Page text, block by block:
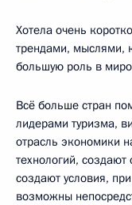
Хотела очень
трендами, мыслями,
большую роль в
Всё больше стран
лидерами туризма,
отрасль экономики
технологий,
создают условия,
возможны